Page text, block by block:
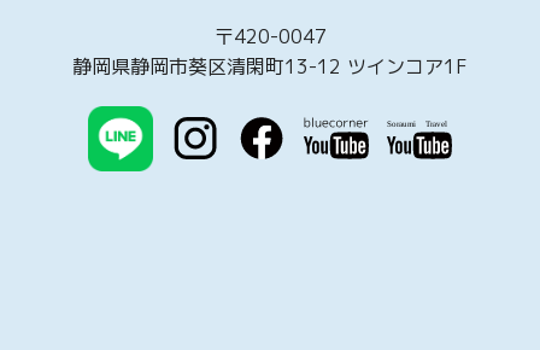
〒420-0047
静岡県静岡市葵区清閑町13-12 ツインコア1F